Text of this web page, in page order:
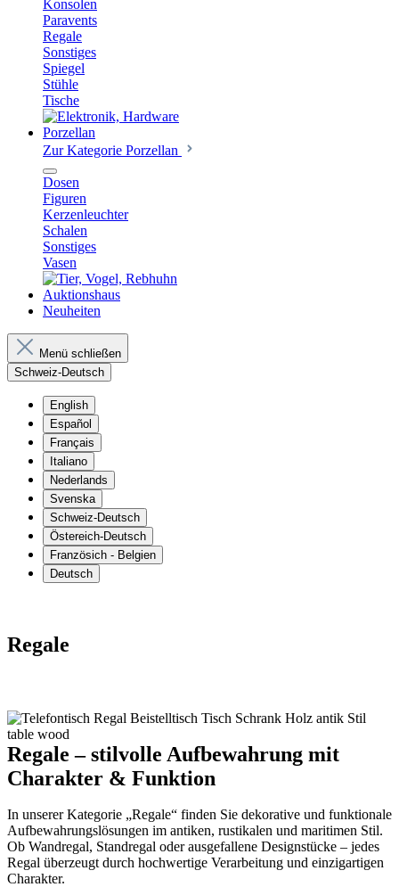
Konsolen
Paravents
Regale
Sonstiges
Spiegel
Stühle
Tische
Porzellan
Zur Kategorie Porzellan
Dosen
Figuren
Kerzenleuchter
Schalen
Sonstiges
Vasen
Auktionshaus
Neuheiten
Menü schließen
Schweiz-Deutsch
English
Español
Français
Italiano
Nederlands
Svenska
Schweiz-Deutsch
Östereich-Deutsch
Französich - Belgien
Deutsch
Regale
Regale – stilvolle Aufbewahrung mit
Charakter & Funktion
In unserer Kategorie „Regale“ finden Sie dekorative und funktionale
Aufbewahrungslösungen im antiken, rustikalen und maritimen Stil.
Ob Wandregal, Standregal oder ausgefallene Designstücke – jedes
Regal überzeugt durch hochwertige Verarbeitung und einzigartigen
Charakter.